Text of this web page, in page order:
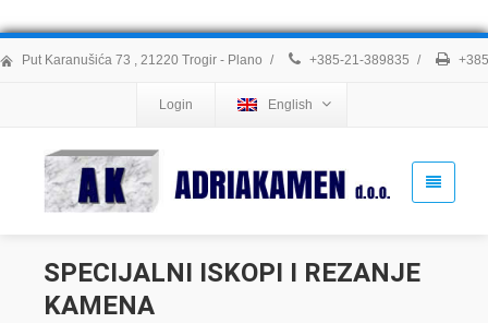
Put Karanušića 73 , 21220 Trogir - Plano / +385-21-389835 /
Login English
SPECIJALNI ISKOPI I REZANJE
KAMENA